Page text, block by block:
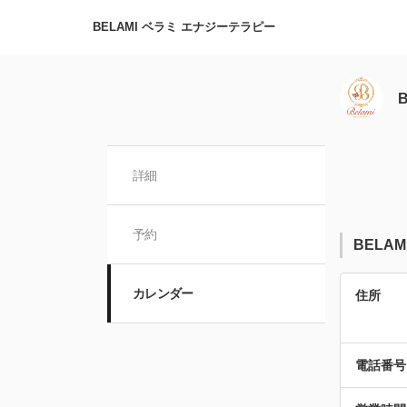
BELAMI ベラミ エナジーテラピー
詳細
予約
カレンダー 住所
電話番号